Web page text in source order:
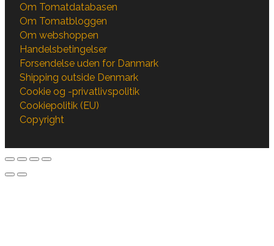
Om Tomatdatabasen
Om Tomatbloggen
Om webshoppen
Handelsbetingelser
Forsendelse uden for Danmark
Shipping outside Denmark
Cookie og -privatlivspolitik
Cookiepolitik (EU)
Copyright